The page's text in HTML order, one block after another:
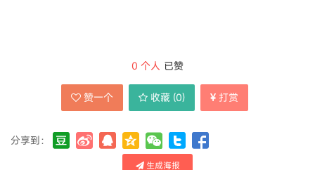
0 个人 已赞
赞一个 收藏 (0) 打赏
分享到：
生成海报